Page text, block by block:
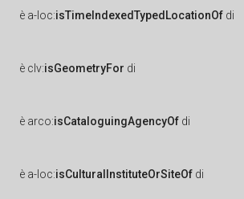
è a-loc:isTimeIndexedTypedLocationOf di
è clv:isGeometryFor di
è arco:isCataloguingAgencyOf di
è a-loc:isCulturalInstituteOrSiteOf di